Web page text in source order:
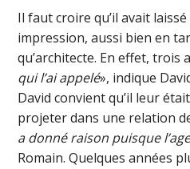
Il faut croire qu’il avait
impression, aussi bien en
qu’architecte. En effet, trois
qui l’ai appelé», indique
David convient qu’il leur
projeter dans une relation
a donné raison puisque
Romain. Quelques années